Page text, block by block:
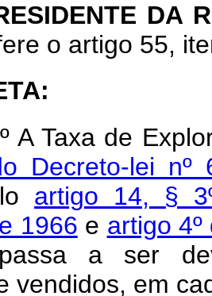
DA
o artigo 55,
A Taxa de
Decreto-lei
artigo 14, §
1966 e artigo
a ser
vendidos, em